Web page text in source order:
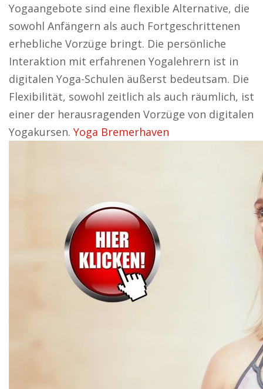
Yogaangebote sind eine flexible Alternative, die
sowohl Anfängern als auch Fortgeschrittenen
erhebliche Vorzüge bringt. Die persönliche
Interaktion mit erfahrenen Yogalehrern ist in
digitalen Yoga-Schulen äußerst bedeutsam. Die
Flexibilität, sowohl zeitlich als auch räumlich, ist
einer der herausragenden Vorzüge von digitalen
Yogakursen. Yoga Bremerhaven